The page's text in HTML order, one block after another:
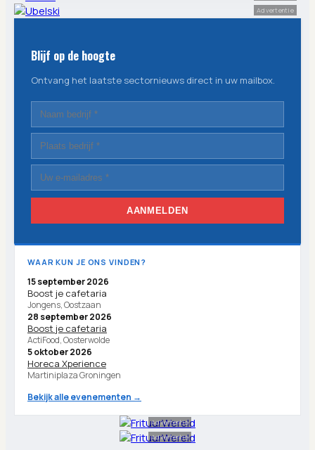
Advertentie
Blijf op de hoogte
Ontvang het laatste sectornieuws direct in uw mailbox.
AANMELDEN
WAAR KUN JE ONS VINDEN?
15 september 2026
Boost je cafetaria
Jongens, Oostzaan
28 september 2026
Boost je cafetaria
ActiFood, Oosterwolde
5 oktober 2026
Horeca Xperience
Martiniplaza Groningen
Bekijk alle evenementen →
Advertentie
Advertentie